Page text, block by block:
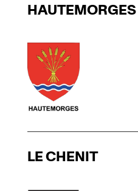
HAUTEMORGES
LE CHENIT